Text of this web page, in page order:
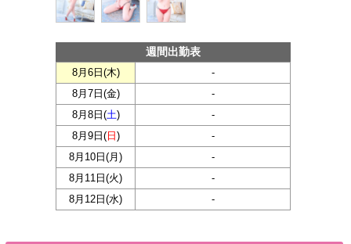
週間出勤表
8月6日(木)
-
8月7日(金)
-
8月8日(土)
-
8月9日(日 )
-
8月10日( 月 )
-
8月11日(火)
-
8月12日(水) -